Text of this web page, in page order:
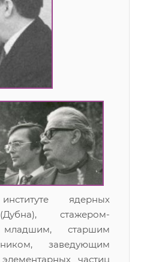
ядерных
стажером-
младшим, старшим
заведующим
частиц